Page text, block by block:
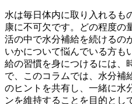
水は毎日体内に取り入れるも
康に不可欠です。どの程度の
活の中で水分補給を続けるの
いかについて悩んでいる方も
給の習慣を身につけるには、
で、このコラムでは、水分補
のヒントを共有し、一緒に水
ンを維持することを目的とし